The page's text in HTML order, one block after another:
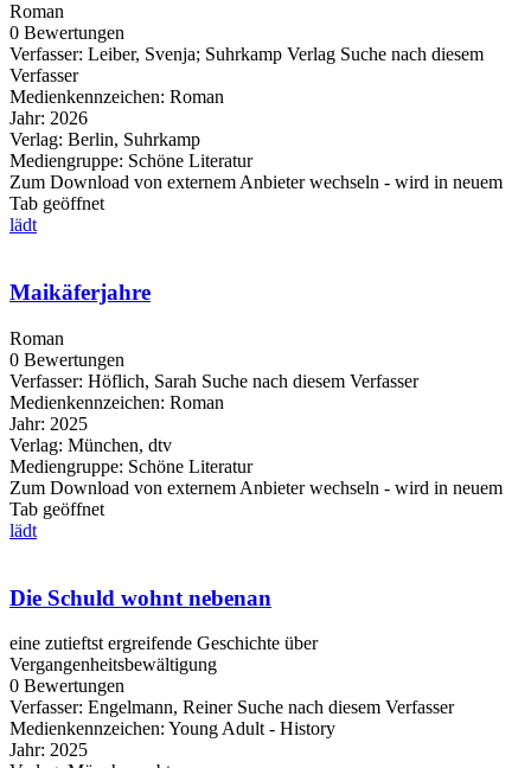
Roman
0 Bewertungen
Verfasser: Leiber, Svenja; Suhrkamp Verlag Suche nach diesem
Verfasser
Medienkennzeichen: Roman
Jahr: 2026
Verlag: Berlin, Suhrkamp
Mediengruppe: Schöne Literatur
Zum Download von externem Anbieter wechseln - wird in neuem
Tab geöffnet
lädt
Maikäferjahre
Roman
0 Bewertungen
Verfasser: Höflich, Sarah Suche nach diesem Verfasser
Medienkennzeichen: Roman
Jahr: 2025
Verlag: München, dtv
Mediengruppe: Schöne Literatur
Zum Download von externem Anbieter wechseln - wird in neuem
Tab geöffnet
lädt
Die Schuld wohnt nebenan
eine zutieftst ergreifende Geschichte über
Vergangenheitsbewältigung
0 Bewertungen
Verfasser: Engelmann, Reiner Suche nach diesem Verfasser
Medienkennzeichen: Young Adult - History
Jahr: 2025